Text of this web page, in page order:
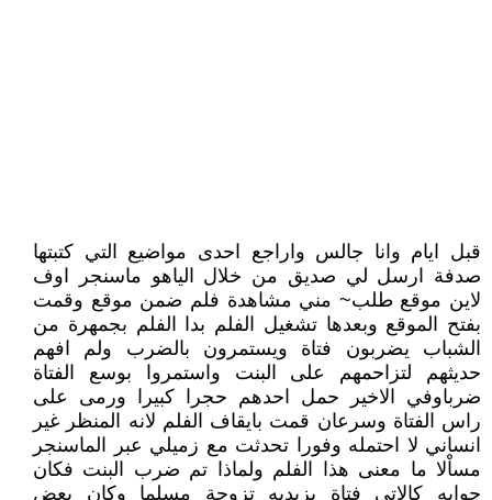
قبل ايام وانا جالس واراجع احدى مواضيع التي كتبتها
صدفة ارسل لي صديق من خلال الياهو ماسنجر اوف
لاين موقع طلب~ مني مشاهدة فلم ضمن موقع وقمت
بفتح الموقع وبعدها تشغيل الفلم بدا الفلم بجمهرة من
الشباب يضربون فتاة ويستمرون بالضرب ولم افهم
حديثهم لتزاحمهم على البنت واستمروا بوسع الفتاة
ضرباوفي الاخير حمل احدهم حجرا كبيرا ورمى على
راس الفتاة وسرعان قمت بايقاف الفلم لانه المنظر غير
انساني لا احتمله وفورا تحدثت مع زميلي عبر الماسنجر
مساْلا ما معنى هذا الفلم ولماذا تم ضرب البنت فكان
جوابه كالاتي فتاة يزيديه تزوجة مسلما وكان بعض